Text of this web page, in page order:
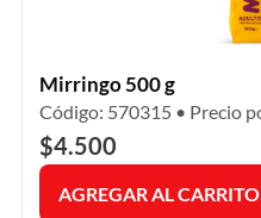
Mirringo 500 g
Código: 570315 • Precio
$4.500
AGREGAR AL CARRITO